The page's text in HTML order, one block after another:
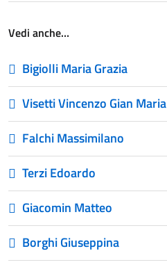
Vedi anche…
Bigiolli Maria Grazia
Visetti Vincenzo Gian Maria
Falchi Massimilano
Terzi Edoardo
Giacomin Matteo
Borghi Giuseppina